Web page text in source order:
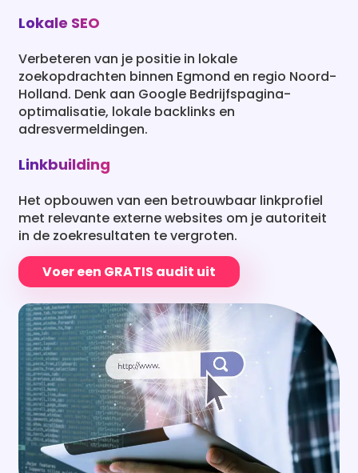
Lokale SEO
Verbeteren van je positie in lokale
zoekopdrachten binnen Egmond en regio Noord-
Holland. Denk aan Google Bedrijfspagina-
optimalisatie, lokale backlinks en
adresvermeldingen.
Linkbuilding
Het opbouwen van een betrouwbaar linkprofiel
met relevante externe websites om je autoriteit
in de zoekresultaten te vergroten.
Voer een GRATIS audit uit